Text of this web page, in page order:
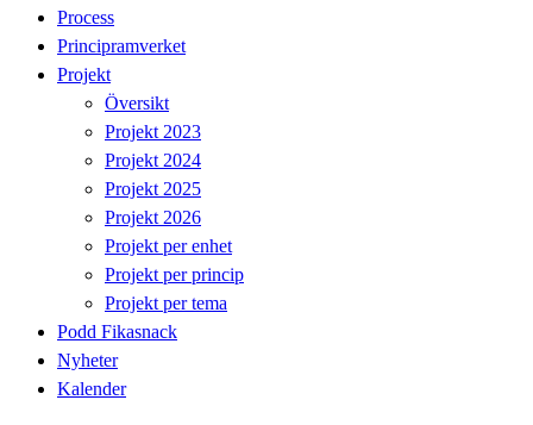
Process
Principramverket
Projekt
Översikt
Projekt 2023
Projekt 2024
Projekt 2025
Projekt 2026
Projekt per enhet
Projekt per princip
Projekt per tema
Podd Fikasnack
Nyheter
Kalender